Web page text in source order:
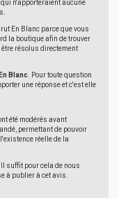
n'apporteraient aucune
En Blanc parce que vous
la boutique afin de trouver
être résolus directement
Blanc . Pour toute question
une réponse et c'est elle
été modérés avant
permettant de pouvoir
réelle de la
suffit pour cela de nous
à publier à cet avis.